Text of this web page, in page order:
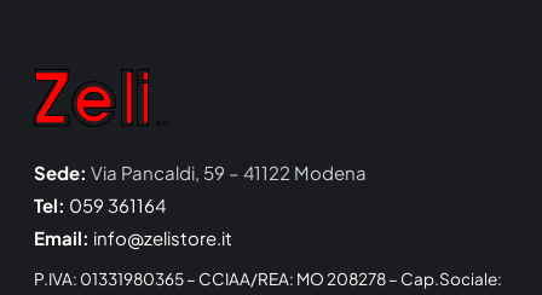
Sede: Via Pancaldi, 59 – 41122 Modena
Tel: 059 361164
Email: info@zelistore.it
P.IVA: 01331980365 – CCIAA/REA: MO 208278 – Cap.Sociale: